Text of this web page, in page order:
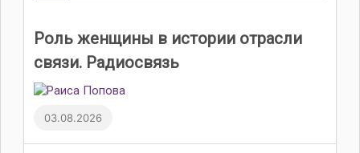
Роль женщины в истории отрасли
связи. Радиосвязь
03.08.2026